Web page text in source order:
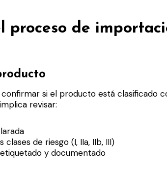
proceso de
si el producto está clasificado
revisar:
clases de riesgo (I, IIa, IIb, III)
y documentado